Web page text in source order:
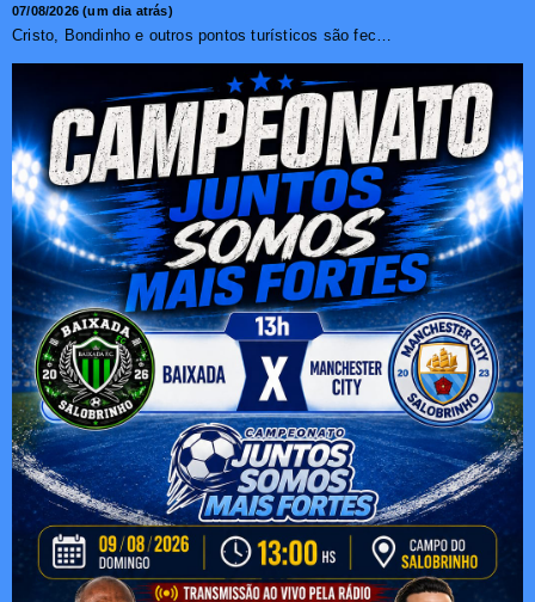
07/08/2026 (um dia atrás)
Cristo, Bondinho e outros pontos turísticos são fechados ...